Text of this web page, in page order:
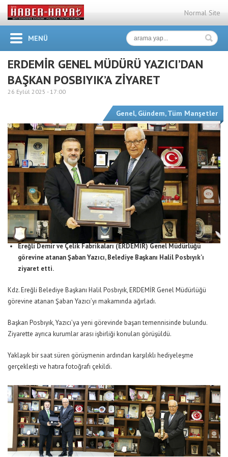
Normal Site
MENÜ
ERDEMİR GENEL MÜDÜRÜ YAZICI’DAN
BAŞKAN POSBIYIK’A ZİYARET
26 Eylül 2025 - 17:00
Genel, Gündem,Tüm Manşetler
Ereğli Demir ve Çelik Fabrikaları (ERDEMİR) Genel Müdürlüğü
görevine atanan Şaban Yazıcı, Belediye Başkanı Halil Posbıyık’ı
ziyaret etti.
Kdz. Ereğli Belediye Başkanı Halil Posbıyık, ERDEMİR Genel Müdürlüğü
görevine atanan Şaban Yazıcı’yı makamında ağırladı.
Başkan Posbıyık, Yazıcı’ya yeni görevinde başarı temennisinde bulundu.
Ziyarette ayrıca kurumlar arası işbirliği konuları görüşüldü.
Yaklaşık bir saat süren görüşmenin ardından karşılıklı hediyeleşme
gerçekleşti ve hatıra fotoğrafı çekildi.